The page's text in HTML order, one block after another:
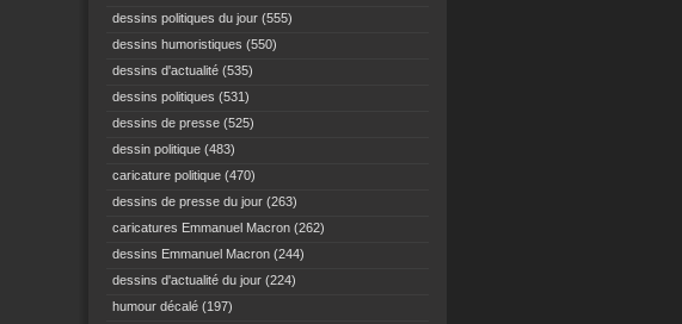
dessins politiques du jour (555)
dessins humoristiques (550)
dessins d'actualité (535)
dessins politiques (531)
dessins de presse (525)
dessin politique (483)
caricature politique (470)
dessins de presse du jour (263)
caricatures Emmanuel Macron (262)
dessins Emmanuel Macron (244)
dessins d'actualité du jour (224)
humour décalé (197)